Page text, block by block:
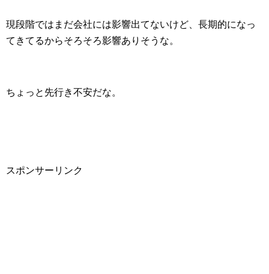
現段階ではまだ会社には影響出てないけど、長期的になっ
てきてるからそろそろ影響ありそうな。
ちょっと先行き不安だな。
スポンサーリンク